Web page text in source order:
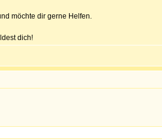
möchte dir gerne Helfen.
dich!